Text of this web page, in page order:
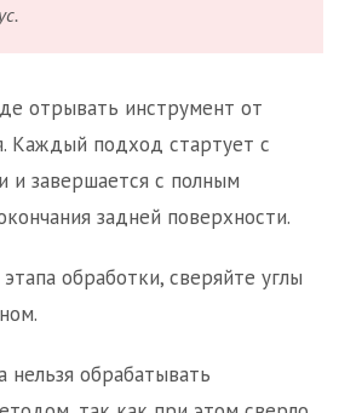
отрывать инструмент от
Каждый подход стартует с
и завершается с полным
задней поверхности.
обработки, сверяйте углы
нельзя обрабатывать